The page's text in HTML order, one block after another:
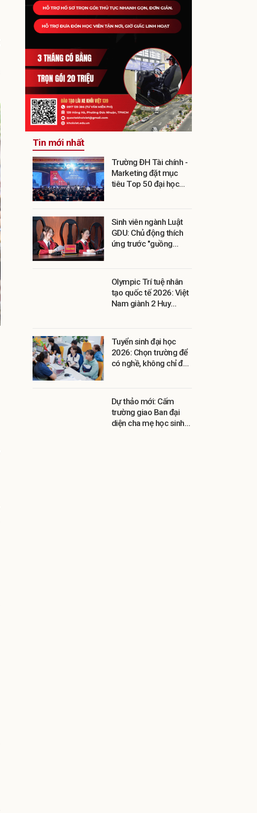
Tin mới nhất
Trường ĐH Tài chính -
Marketing đặt mục
tiêu Top 50 đại học
Sinh viên ngành Luật
GDU: Chủ động thích
ứng trước "guồng
Olympic Trí tuệ nhân
tạo quốc tế 2026: Việt
Nam giành 2 Huy
Tuyển sinh đại học
2026: Chọn trường để
có nghề, không chỉ để
Dự thảo mới: Cấm
trường giao Ban đại
diện cha mẹ học sinh